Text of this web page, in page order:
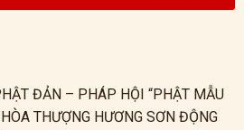
ĐẢN – PHÁP HỘI “PHẬT MẪU
THƯỢNG HƯƠNG SƠN ĐỘNG